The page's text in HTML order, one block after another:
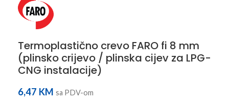
Termoplastično crevo FARO fi 8 mm
(plinsko crijevo / plinska cijev za LPG-
CNG instalacije)
6,47 KM sa PDV-om